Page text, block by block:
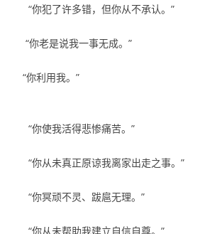
“你犯了许多错，但你从不承认。”
“你老是说我一事无成。”
“你利用我。”
“你使我活得悲惨痛苦。”
“你从未真正原谅我离家出走之事。”
“你冥顽不灵、跋扈无理。”
“你从未帮助我建立自信自尊。”